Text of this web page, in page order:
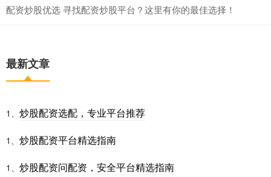
配资炒股优选 寻找配资炒股平台？这里有你的最佳选择！
最新文章
1、 炒股配资选配，专业平台推荐
1、 炒股配资平台精选指南
1、 炒股配资问配资，安全平台精选指南